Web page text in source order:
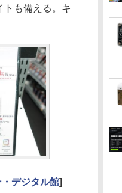
も備える。キ
デジタル館]